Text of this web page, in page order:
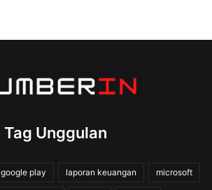
Tag Unggulan
google play laporan keuangan microsoft